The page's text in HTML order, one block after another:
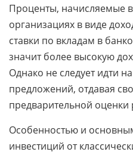
Проценты, начисляемые
организациях в виде
ставки по вкладам в
значит более высокую
Однако не следует идти
предложений, отдавая
предварительной оценки
Особенностью и
инвестиций от